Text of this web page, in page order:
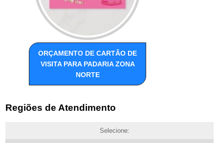
ORÇAMENTO DE CARTÃO DE
VISITA PARA PADARIA ZONA
NORTE
Regiões de Atendimento
Selecione: